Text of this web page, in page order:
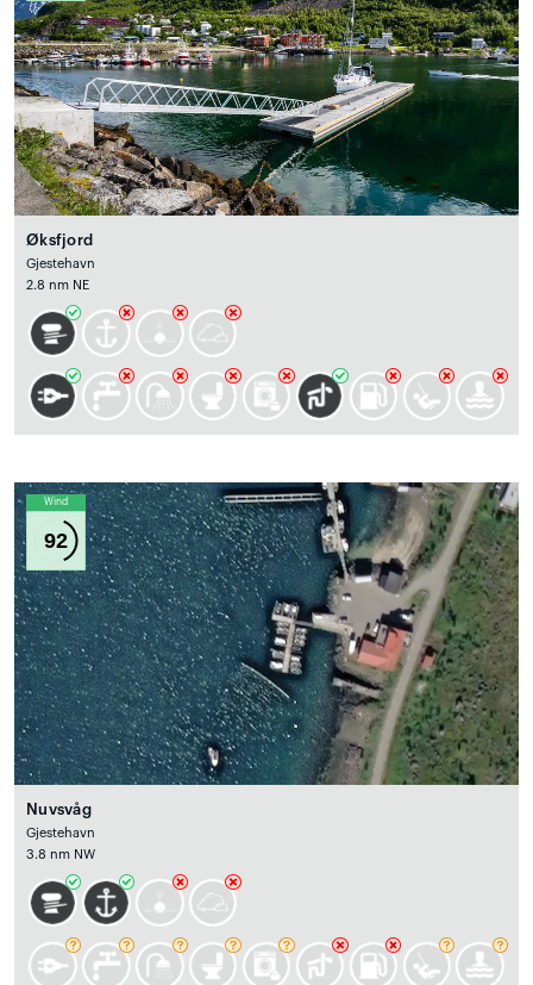
Øksfjord
Gjestehavn
2.8 nm NE
Wind
92
Nuvsvåg
Gjestehavn
3.8 nm NW